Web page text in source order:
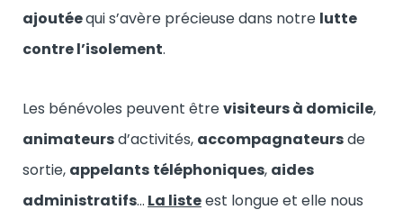
ajoutéequi s’avère précieuse dans notre lutte
contre l’isolement.
Les bénévoles peuvent êtrevisiteurs à domicile,
animateursd’activités, accompagnateursde
sortie, appelants téléphoniques, aides
administratifs… La listeest longue et elle nous